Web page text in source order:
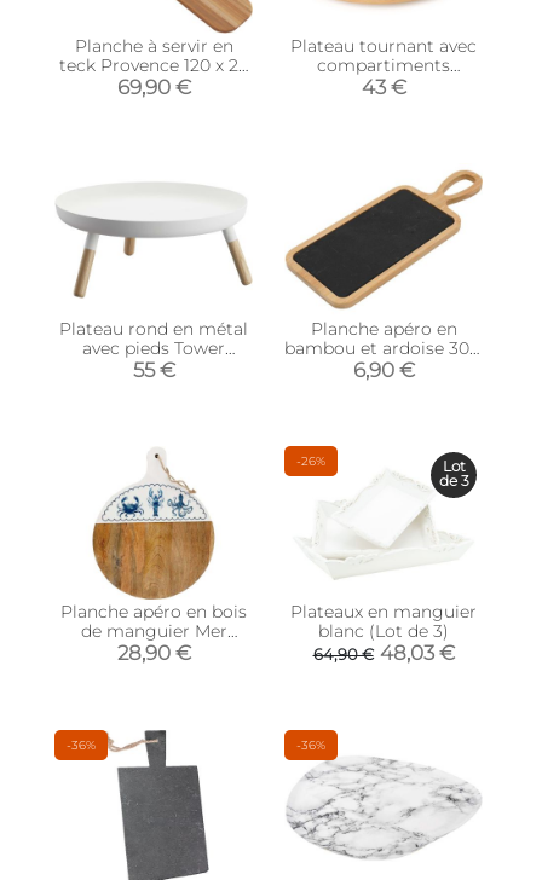
Planche à servir en
teck Provence 120 x 23
x 1.8 cm
69,90 €
Plateau tournant avec
compartiments
Bellwood
43 €
Plateau rond en métal
avec pieds Tower
(Blanc)
55 €
Planche apéro en
bambou et ardoise 30.5
x 12 cm
6,90 €
Planche apéro en bois
de manguier Mer
(Ronde)
28,90 €
-26%
Plateaux en manguier
blanc (Lot de 3)
64,90 € 48,03 €
Lot
de 3
-36% -36%